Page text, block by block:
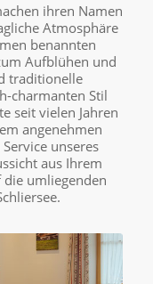
ihren Namen
Atmosphäre
benannten
Aufblühen und
traditionelle
charmanten Stil
seit vielen Jahren
angenehmen
unseres
aus Ihrem
umliegenden